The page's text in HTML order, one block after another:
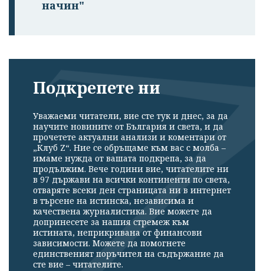
начин"
Подкрепете ни
Уважаеми читатели, вие сте тук и днес, за да
научите новините от България и света, и да
прочетете актуални анализи и коментари от
„Клуб Z“. Ние се обръщаме към вас с молба –
имаме нужда от вашата подкрепа, за да
продължим. Вече години вие, читателите ни
в 97 държави на всички континенти по света,
отваряте всеки ден страницата ни в интернет
в търсене на истинска, независима и
качествена журналистика. Вие можете да
допринесете за нашия стремеж към
истината, неприкривана от финансови
зависимости. Можете да помогнете
единственият поръчител на съдържание да
сте вие – читателите.